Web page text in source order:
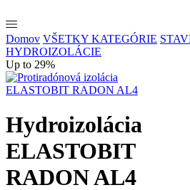
Domov VŠETKY KATEGÓRIE
HYDROIZOLÁCIE
Up to 29%
Hydroizolácia
ELASTOBIT
RADON AL4